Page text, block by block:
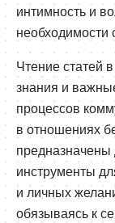
интимность и
необходимости
Чтение статей
знания и
процессов
в отношениях
инструменты
и личных
обязываясь к